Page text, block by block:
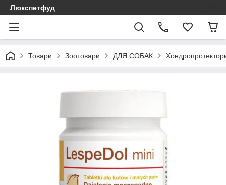
Люкспетфуд
Товари Зоотовари ДЛЯ СОБАК